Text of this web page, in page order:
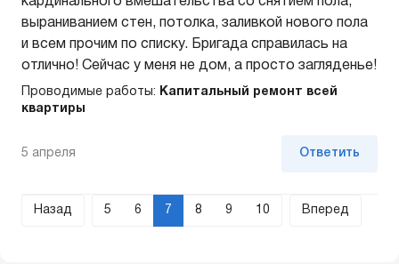
выраниванием стен, потолка, заливкой нового пола
и всем прочим по списку. Бригада справилась на
отлично! Сейчас у меня не дом, а просто загляденье!
Проводимые работы:
Капитальный ремонт всей
квартиры
5 апреля Ответить
Назад 5 6 7 8 9 10 Вперед